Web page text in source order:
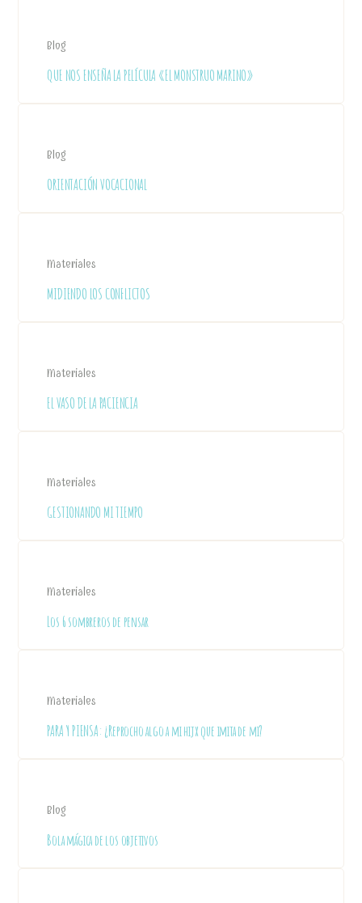
Blog
QUE NOS ENSEÑA LA PELÍCULA «EL MONSTRUO MARINO»
Blog
ORIENTACIÓN VOCACIONAL
Materiales
MIDIENDO LOS CONFLICTOS
Materiales
EL VASO DE LA PACIENCIA
Materiales
GESTIONANDO MI TIEMPO
Materiales
Los 6 sombreros de pensar
Materiales
PARA Y PIENSA: ¿Reprocho algo a mi hijx que imita de mi?
Blog
Bola mágica de los objetivos